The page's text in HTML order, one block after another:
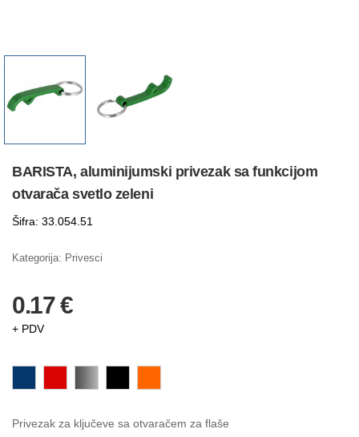
BARISTA, aluminijumski privezak sa funkcijom
otvarača svetlo zeleni
Šifra: 33.054.51
Kategorija: Privesci
0.17 €
+ PDV
Privezak za ključeve sa otvaračem za flaše